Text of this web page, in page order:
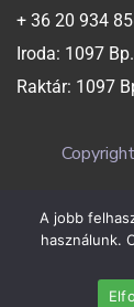
+ 36 20 934
Iroda: 1097
Raktár: 1097
A jobb
használunk.